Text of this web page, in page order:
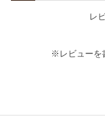
レ
※レビューを